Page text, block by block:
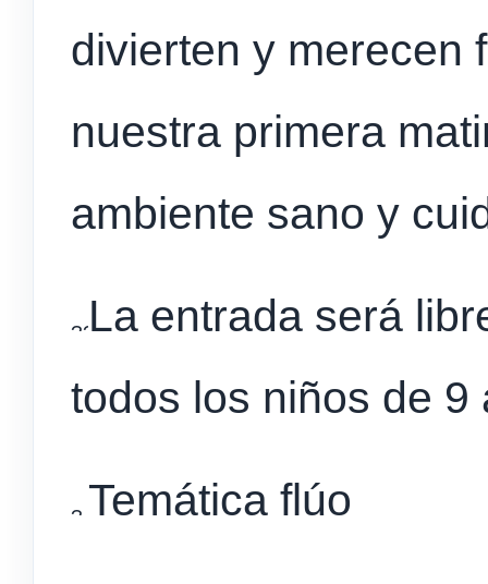
divierten y merecen
nuestra primera
ambiente sano y
La entrada será
todos los niños de 9
Temática flúo